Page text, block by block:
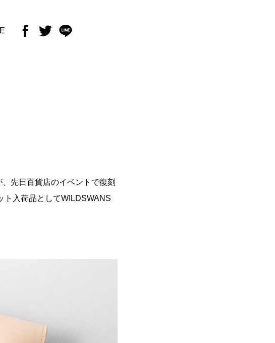
先日百貨店のイベントで復刻
ト入荷品としてWILDSWANS